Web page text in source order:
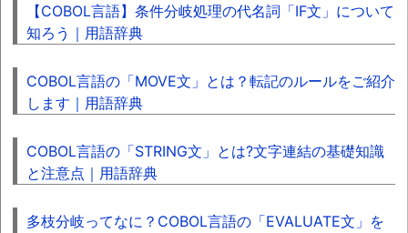
【COBOL言語】条件分岐処理の代名詞「IF文」について
知ろう｜用語辞典
COBOL言語の「MOVE文」とは？転記のルールをご紹介
します｜用語辞典
COBOL言語の「STRING文」とは?文字連結の基礎知識
と注意点｜用語辞典
多枝分岐ってなに？COBOL言語の「EVALUATE文」を